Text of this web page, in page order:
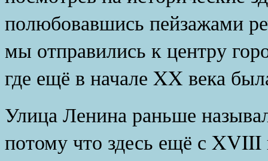
полюбовавшись пейзажами
мы отправились к центру
где ещё в начале XX века
Улица Ленина раньше
потому что здесь ещё с XVIII